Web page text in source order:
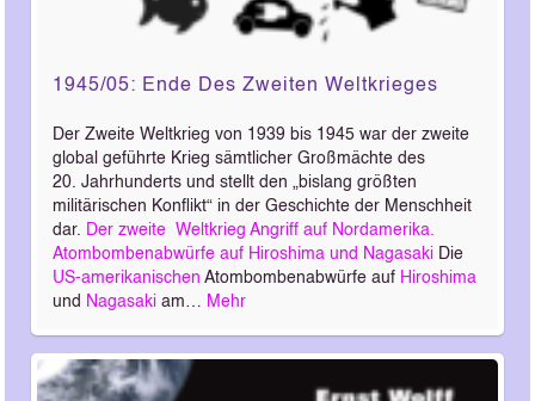
1945/05: Ende Des Zweiten Weltkrieges
Der Zweite Weltkrieg von 1939 bis 1945 war der zweite
global geführte Krieg sämtlicher Großmächte des
20. Jahrhunderts und stellt den „bislang größten
militärischen Konflikt“ in der Geschichte der Menschheit
dar.
Der zweite Weltkrieg Angriff auf Nordamerika.
Atombombenabwürfe auf Hiroshima und Nagasaki Die
US-amerikanischen Atombombenabwürfe auf Hiroshima
und Nagasaki am… Mehr